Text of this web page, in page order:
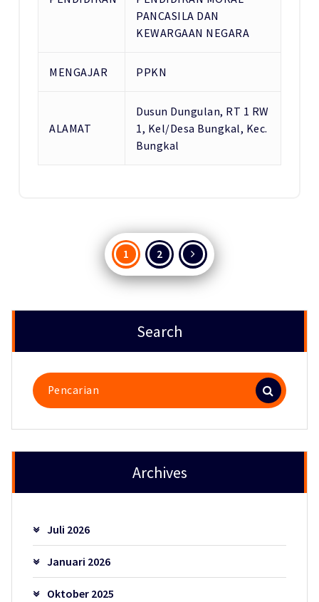
PANCASILA DAN
KEWARGAAN NEGARA
MENGAJAR PPKN
ALAMAT
Dusun Dungulan, RT 1 RW
1, Kel/Desa Bungkal, Kec.
Bungkal
Paginasi
pos
1 2
Search
Pencarian
untuk:
Archives
Juli 2026
Januari 2026
Oktober 2025